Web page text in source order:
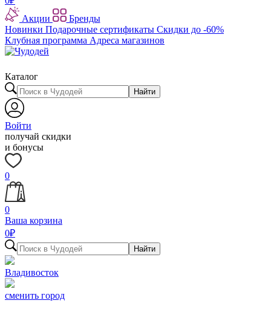
Акции
Бренды
Новинки Подарочные сертификаты Скидки до -60%
Клубная программа Адреса магазинов
Каталог
Найти
Войти
получай скидки
и бонусы
0
0
Ваша корзина
0₽
Найти
Владивосток
сменить город